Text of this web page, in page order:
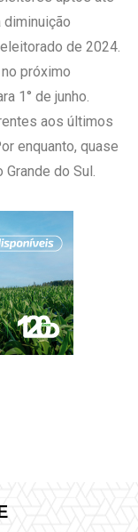
diminuição
de 2024.
próximo
1° de junho.
aos últimos
enquanto, quase
do Sul.